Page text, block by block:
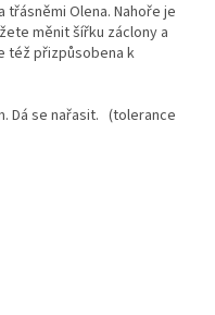
třásněmi Olena. Nahoře je
měnit šířku záclony a
též přizpůsobena k
Dá se nařasit. (tolerance